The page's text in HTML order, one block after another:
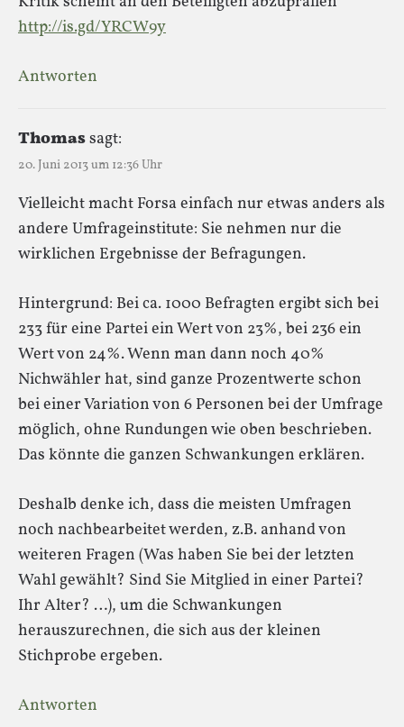
http://is.gd/YRCW9y
Antworten
Thomassagt:
20. Juni 2013 um 12:36 Uhr
Vielleicht macht Forsa einfach nur etwas anders als
andere Umfrageinstitute: Sie nehmen nur die
wirklichen Ergebnisse der Befragungen.
Hintergrund: Bei ca. 1000 Befragten ergibt sich bei
233 für eine Partei ein Wert von 23%, bei 236 ein
Wert von 24%. Wenn man dann noch 40%
Nichwähler hat, sind ganze Prozentwerte schon
bei einer Variation von 6 Personen bei der Umfrage
möglich, ohne Rundungen wie oben beschrieben.
Das könnte die ganzen Schwankungen erklären.
Deshalb denke ich, dass die meisten Umfragen
noch nachbearbeitet werden, z.B. anhand von
weiteren Fragen (Was haben Sie bei der letzten
Wahl gewählt? Sind Sie Mitglied in einer Partei?
Ihr Alter? …), um die Schwankungen
herauszurechnen, die sich aus der kleinen
Stichprobe ergeben.
Antworten